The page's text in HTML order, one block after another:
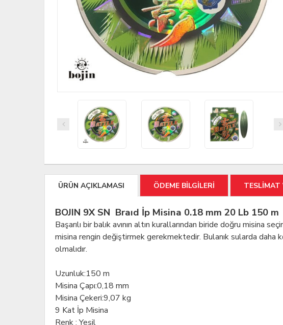
ÜRÜN AÇIKLAMASI ÖDEME BİLGİLERİ TESLİMAT
BOJIN 9X SN Braıd İp Misina 0.18 mm 20 Lb 150 m
Başarılı bir balık avının altın kurallarından biride doğru misina
misina rengin değiştirmek gerekmektedir. Bulanık sularda daha
olmalıdır.
Uzunluk:150 m
Misina Çapı:0,18 mm
Misina Çekeri:9,07 kg
9 Kat İp Misina
Renk : Yeşil